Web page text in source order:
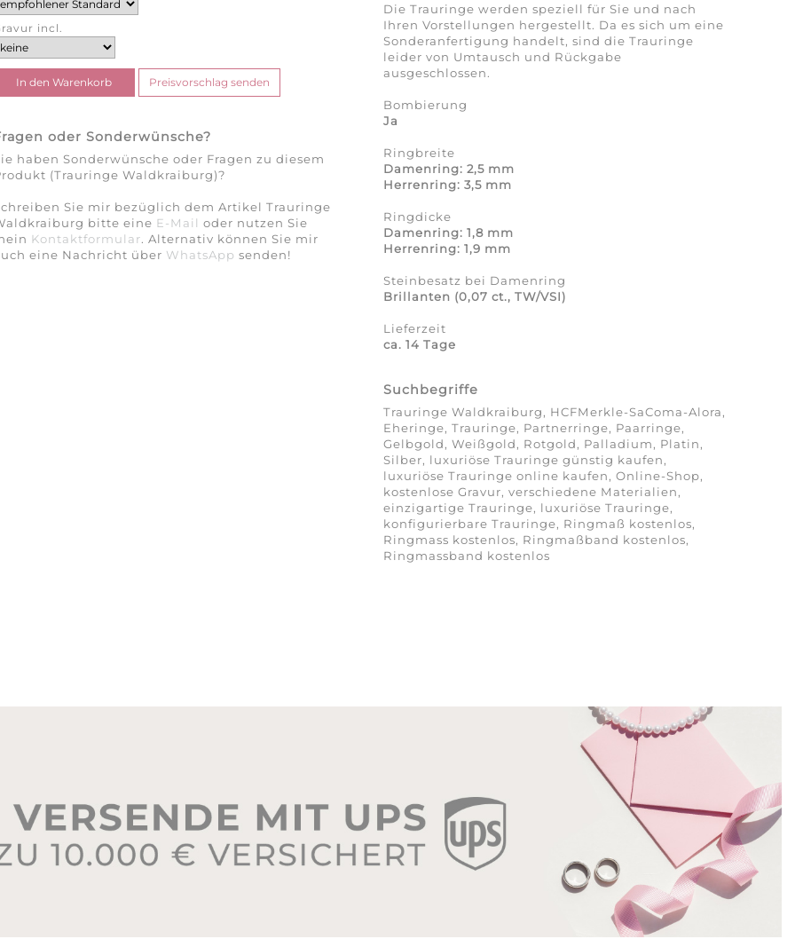
incl.
oder Sonderwünsche?
haben Sonderwünsche oder Fragen zu diesem
(Trauringe Waldkraiburg)?
Sie mir bezüglich dem Artikel Trauringe
bitte eine E-Mail oder nutzen Sie
Kontaktformular. Alternativ können Sie mir
eine Nachricht über WhatsApp senden!
Die Trauringe werden speziell für Sie und nach
Ihren Vorstellungen hergestellt. Da es sich um eine
Sonderanfertigung handelt, sind die Trauringe
leider von Umtausch und Rückgabe
ausgeschlossen.
Bombierung
Ja
Ringbreite
Damenring: 2,5 mm
Herrenring: 3,5 mm
Ringdicke
Damenring: 1,8 mm
Herrenring: 1,9 mm
Steinbesatz bei Damenring
Brillanten (0,07 ct., TW/VSI)
Lieferzeit
ca. 14 Tage
Suchbegriffe
Trauringe Waldkraiburg, HCFMerkle-SaComa-Alora,
Eheringe, Trauringe, Partnerringe, Paarringe,
Gelbgold, Weißgold, Rotgold, Palladium, Platin,
Silber, luxuriöse Trauringe günstig kaufen,
luxuriöse Trauringe online kaufen, Online-Shop,
kostenlose Gravur, verschiedene Materialien,
einzigartige Trauringe, luxuriöse Trauringe,
konfigurierbare Trauringe, Ringmaß kostenlos,
Ringmass kostenlos, Ringmaßband kostenlos,
Ringmassband kostenlos